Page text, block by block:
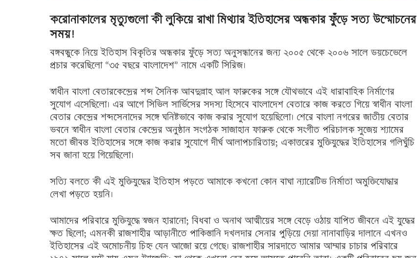
করোনাকালের মৃত্যুগুলো কী লুকিয়ে রাখা মিথ্যার ইতিহাসের অন্ধকার ফুঁড়ে সত্য উন্মোচনের
সময়!
বঙ্গবন্ধুকে নিয়ে ইতিহাস বিকৃতির অন্ধকার ফুঁড়ে সত্য অনুসন্ধানের জন্য ২০০৫ থেকে ২০০৬ সালে ডয়চেভেলে
প্রচার করেছিলো “৩৫ বছরে বাংলাদেশ” নামে একটি সিরিজ।
স্বাধীন বাংলা বেতারকেন্দ্রের শব্দ সৈনিক আবদুল্লাহ আল ফারুকের সঙ্গে যৌথভাবে এই ধারাবাহিক নির্মাণের
সুযোগ এসেছিলো। এর আগে সিভিল সার্ভিসের সদস্য হিসেবে বাংলাদেশ বেতারে কাজ করতে গিয়ে স্বাধীন বাংলা
বেতার কেন্দ্রের শব্দসেনাদের সঙ্গে ঘনিষ্টভাবে কাজ করার সুযোগ হয়েছিলো। শেরে বাংলা নগরের জাতীয় বেতার
ভবনে স্বাধীন বাংলা বেতার কেন্দ্রের অনুষ্ঠান সংগঠক সাজাহান ফারুক থেকে সংগীত পরিচালক সুজেয় শ্যামের
মতো জীবন্ত ইতিহাসের সঙ্গে কাজ করার সুযোগে দীর্ঘ আলাপচারিতায়; একাত্তরের মুক্তিযুদ্ধের ইতিহাসের গলিঘুঁচি
সব জানা হয়ে গিয়েছিলো।
সত্যি বলতে কী এই মুক্তিযুদ্ধের ইতিহাস পড়তে আমাকে কখনো কোন বাঘা ন্যারেটিভ নির্মাতা অমুক্তিযোদ্ধার
লেখা পড়তে হয়নি।
আমাদের পরিবারে মুক্তিযুদ্ধে স্বজন হারানো; বিধবা ও অনাথ আত্মীয়ের সঙ্গে বেড়ে ওঠায় যাপিত জীবনে এই যুদ্ধের
ক্ষত ছিলো; এমনকী রাজশাহীর আড়ানীতে পাকিস্তানি দখলদার সেনার পুড়িয়ে দেয়া নানাবাড়ির দালানে এখনও
ইতিহাসের এই অমোচনীয় চিহ্ন যেন আজো রয়ে গেছে। রাজশাহীর সারদাতে আমার আম্মার চাচার পরিবারে